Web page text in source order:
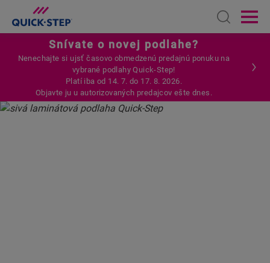
Open
Snívate o novej podlahe?
Nenechajte si ujsť časovo obmedzenú predajnú ponuku na
vybrané podlahy Quick-Step!
Platí iba od 14. 7. do 17. 8. 2026.
Objavte ju u autorizovaných predajcov ešte dnes.